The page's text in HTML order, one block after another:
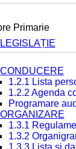
Primarie
1.2.1 Lista
1.2.2 Agenda
Programare
1.3.1
1.3.2
1.3.3 Lista și